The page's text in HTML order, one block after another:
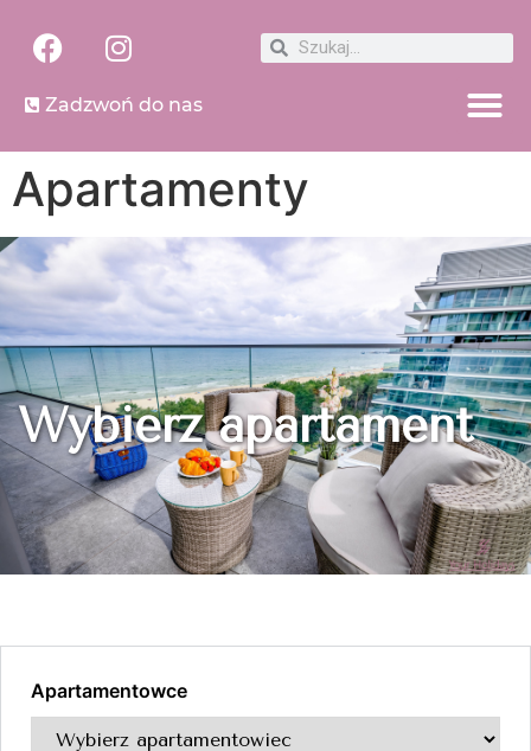
Zadzwoń do nas
Apartamenty
Wybierz apartament
Apartamentowce